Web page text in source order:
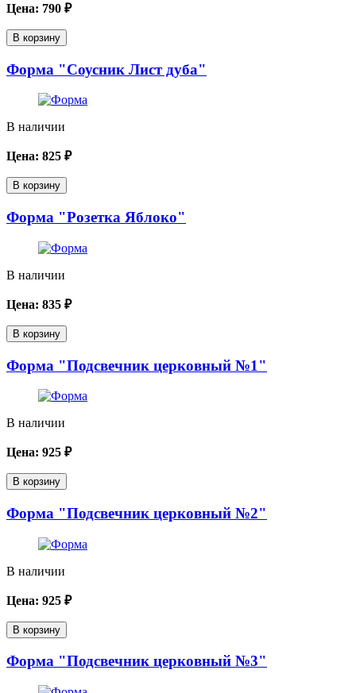
Цена: 790 ₽
В корзину
Форма "Соусник Лист дуба"
В наличии
Цена: 825 ₽
В корзину
Форма "Розетка Яблоко"
В наличии
Цена: 835 ₽
В корзину
Форма "Подсвечник церковный №1"
В наличии
Цена: 925 ₽
В корзину
Форма "Подсвечник церковный №2"
В наличии
Цена: 925 ₽
В корзину
Форма "Подсвечник церковный №3"